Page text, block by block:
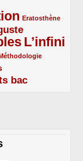
Eratosthène
L’infini
Méthodologie
bac